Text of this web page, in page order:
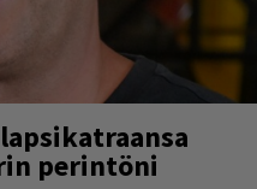
perintöni